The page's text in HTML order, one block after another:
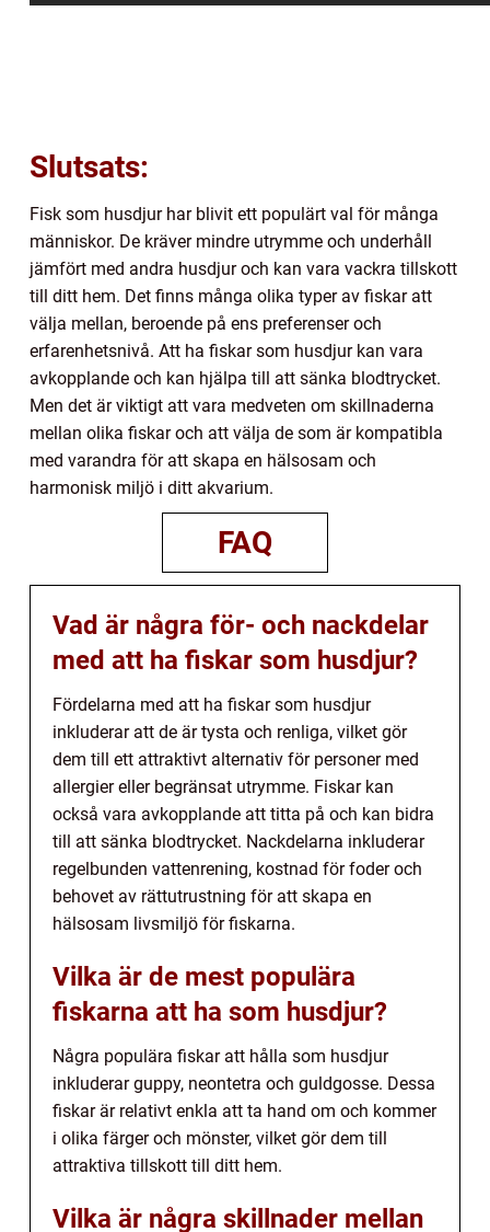
Slutsats:
Fisk som husdjur har blivit ett populärt val för många
människor. De kräver mindre utrymme och underhåll
jämfört med andra husdjur och kan vara vackra tillskott
till ditt hem. Det finns många olika typer av fiskar att
välja mellan, beroende på ens preferenser och
erfarenhetsnivå. Att ha fiskar som husdjur kan vara
avkopplande och kan hjälpa till att sänka blodtrycket.
Men det är viktigt att vara medveten om skillnaderna
mellan olika fiskar och att välja de som är kompatibla
med varandra för att skapa en hälsosam och
harmonisk miljö i ditt akvarium.
FAQ
Vad är några för- och nackdelar
med att ha fiskar som husdjur?
Fördelarna med att ha fiskar som husdjur
inkluderar att de är tysta och renliga, vilket gör
dem till ett attraktivt alternativ för personer med
allergier eller begränsat utrymme. Fiskar kan
också vara avkopplande att titta på och kan bidra
till att sänka blodtrycket. Nackdelarna inkluderar
regelbunden vattenrening, kostnad för foder och
behovet av rättutrustning för att skapa en
hälsosam livsmiljö för fiskarna.
Vilka är de mest populära
fiskarna att ha som husdjur?
Några populära fiskar att hålla som husdjur
inkluderar guppy, neontetra och guldgosse. Dessa
fiskar är relativt enkla att ta hand om och kommer
i olika färger och mönster, vilket gör dem till
attraktiva tillskott till ditt hem.
Vilka är några skillnader mellan